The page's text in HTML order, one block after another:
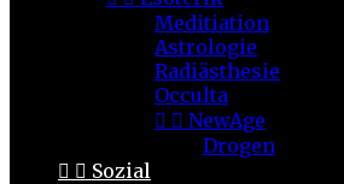
Meditiation
Astrologie
Radiästhesie
Occulta
  NewAge
Drogen
  Sozial